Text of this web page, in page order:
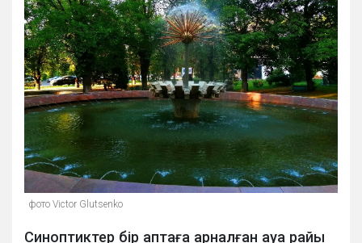
фото Victor Glutsenko
Синоптиктер бір аптаға арналған ауа райы